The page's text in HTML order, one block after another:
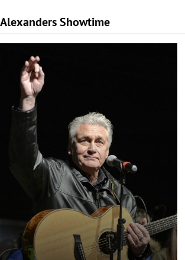
Alexanders Showtime
Slide 1 von 10